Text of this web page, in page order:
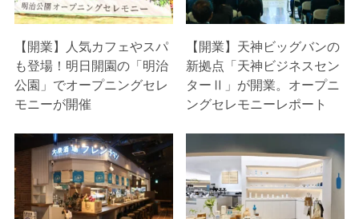
【開業】人気カフェやスパ
も登場！明日開園の「明治
公園」でオープニングセレ
モニーが開催
【開業】天神ビッグバンの
新拠点「天神ビジネスセン
ターⅡ」が開業。オープニ
ングセレモニーレポート